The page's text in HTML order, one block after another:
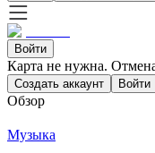
Войти
Карта не нужна.
Создать аккаунт Войти
Обзор
Музыка